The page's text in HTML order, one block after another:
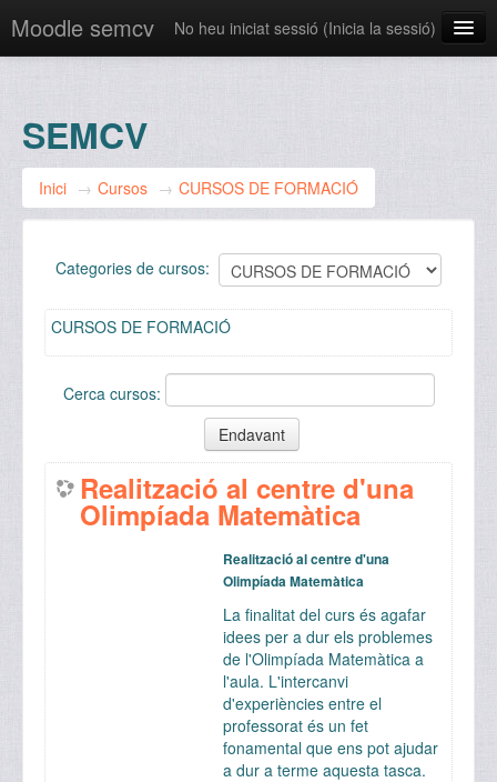
Moodle semcv No heu iniciat sessió (Inicia la sessió)
SEMCV
Inici → Cursos → CURSOS DE FORMACIÓ
Categories de cursos:
CURSOS DE FORMACIÓ
Cerca cursos:
Realització al centre d'una
Olimpíada Matemàtica
Realització al centre d'una
Olimpíada Matemàtica
La finalitat del curs és agafar
idees per a dur els problemes
de l'Olimpíada Matemàtica a
l'aula. L'intercanvi
d'experiències entre el
professorat és un fet
fonamental que ens pot ajudar
a dur a terme aquesta tasca.